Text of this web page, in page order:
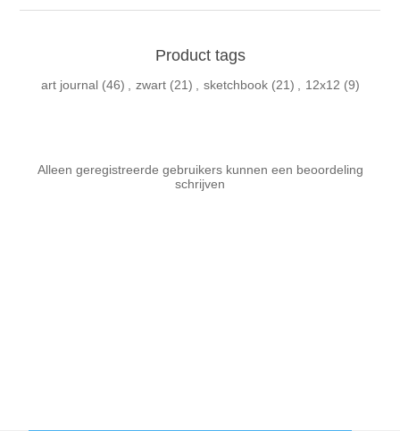
Product tags
art journal (46) , zwart (21) , sketchbook (21) , 12x12 (9)
Alleen geregistreerde gebruikers kunnen een beoordeling
schrijven